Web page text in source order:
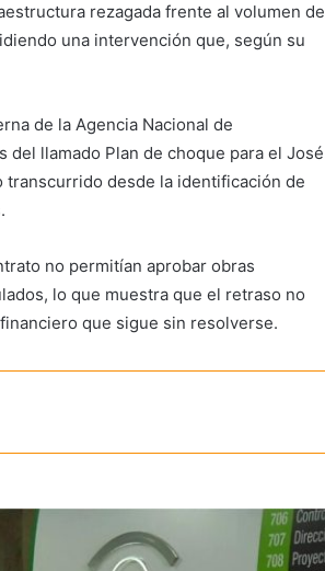
rezagada frente al volumen de
una intervención que, según su
de la Agencia Nacional de
llamado Plan de choque para el José
transcurrido desde la identificación de
no permitían aprobar obras
lo que muestra que el retraso no
que sigue sin resolverse.